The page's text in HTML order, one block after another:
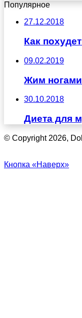
Популярное
27.12.2018
Как
09.02.2019
Жим
30.10.2018
Диета для
© Copyright 2026,
Кнопка «Наверх»